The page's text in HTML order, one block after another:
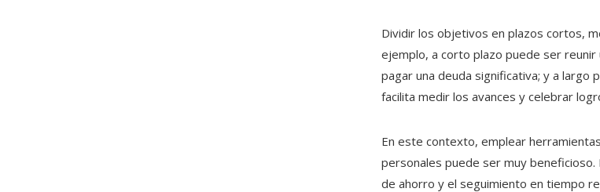
Dividir los objetivos en plazos cortos,
ejemplo, a corto plazo puede ser
pagar una deuda significativa; y a largo
facilita medir los avances y celebrar
En este contexto, emplear
personales puede ser muy
de ahorro y el seguimiento en tiempo